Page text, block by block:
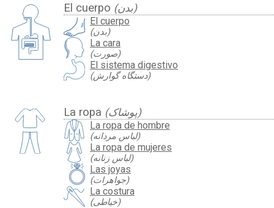
El cuerpo (بدن)
El cuerpo
(بدن)
La cara
(صورت)
El sistema digestivo
(دستگاه گوارش)
La ropa (پوشاک)
La ropa de hombre
(لباس مردانه)
La ropa de mujeres
(لباس زنانه)
Las joyas
(جواهرات)
La costura
(خیاطی)